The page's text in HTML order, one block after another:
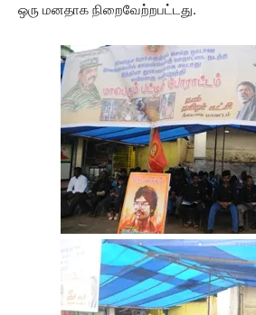
ஒரு மனதாக நிறைவேற்றபட்டது.